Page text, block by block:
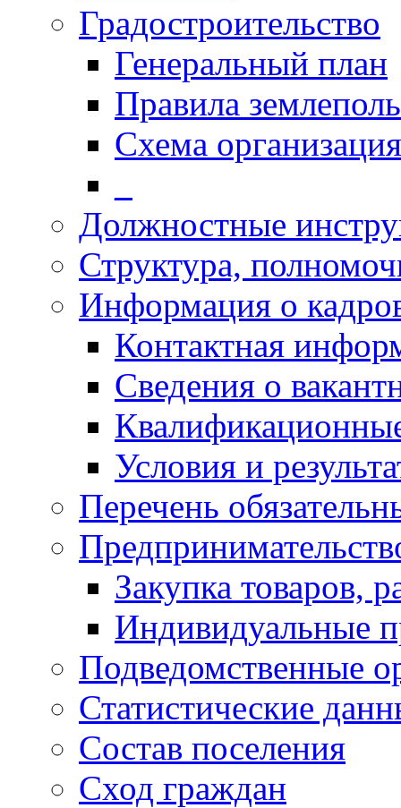
Градостроительство
Генеральный план
Правила
Схема
Должностные
Структура,
Информация о
Контактная
Сведения о
Условия и
Перечень
Закупка товаров,
Индивидуальные
Подведомственные
Статистические
Состав поселения
Сход граждан